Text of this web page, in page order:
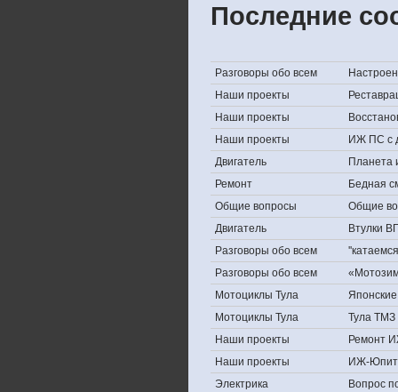
Последние
Разговоры обо всем
Наши проекты
Наши проекты
Наши проекты
ИЖ ПС с
Двигатель
Планета
Ремонт
Бедная
Общие вопросы
Общие
Двигатель
Втулки
Разговоры обо всем
Разговоры обо всем
Мотоциклы Тула
Мотоциклы Тула
Тула ТМЗ
Наши проекты
Ремонт
Наши проекты
ИЖ-
Электрика
Вопрос